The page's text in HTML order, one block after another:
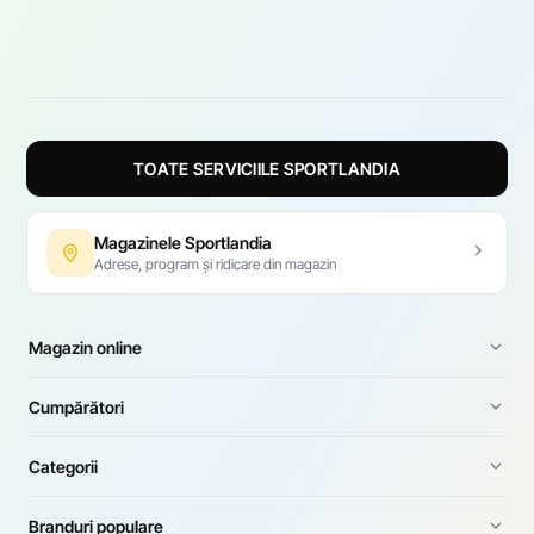
TOATE SERVICIILE SPORTLANDIA
Magazinele Sportlandia
Adrese, program și ridicare din magazin
Magazin online
Cumpărători
Categorii
Branduri populare